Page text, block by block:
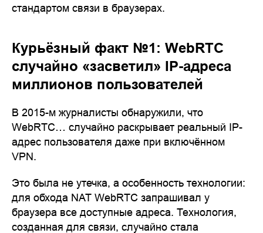
стандартом связи в браузерах.
Курьёзный факт №1: WebRTC
случайно «засветил» IP-адреса
миллионов пользователей
В 2015-м журналисты обнаружили, что
WebRTC… случайно раскрывает реальный IP-
адрес пользователя даже при включённом
VPN.
Это была не утечка, а особенность технологии:
для обхода NAT WebRTC запрашивал у
браузера все доступные адреса. Технология,
созданная для связи, случайно стала